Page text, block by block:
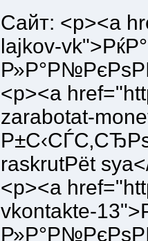
Сайт: <p><a
lajkov-
<p><a
zarabotat-
raskrutРёt
<p><a
vkontakte-